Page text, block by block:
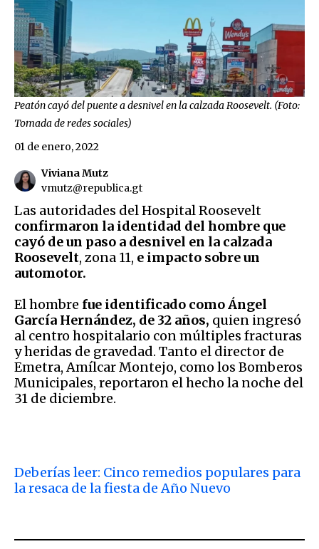
Peatón cayó del puente a desnivel en la calzada Roosevelt. (Foto:
Tomada de redes sociales)
Viviana Mutz
vmutz@republica.gt
01 de enero, 2022
Las autoridades del Hospital Roosevelt
confirmaron la identidad del hombre que
cayó de un paso a desnivel en la calzada
Roosevelt, zona 11, e impacto sobre un
automotor.
El hombre fue identificado como Ángel
García Hernández, de 32 años, quien ingresó
al centro hospitalario con múltiples fracturas
y heridas de gravedad. Tanto el director de
Emetra, Amílcar Montejo, como los Bomberos
Municipales, reportaron el hecho la noche del
31 de diciembre.
Deberías leer: Cinco remedios populares para
la resaca de la fiesta de Año Nuevo